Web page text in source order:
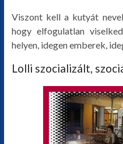
Viszont kell a kutyát
hogy elfogulatlan
helyen, idegen emberek,
Lolli szocializált,